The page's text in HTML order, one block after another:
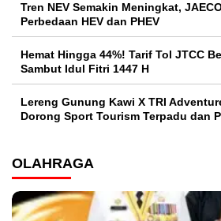
Tren NEV Semakin Meningkat,
Perbedaan HEV dan PHEV
Hemat Hingga 44%! Tarif Tol JTCC
Sambut Idul Fitri 1447 H
Lereng Gunung Kawi X TRI
Dorong Sport Tourism Terpadu dan
OLAHRAGA